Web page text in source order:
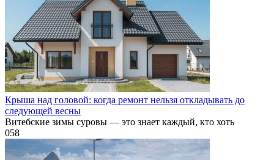
Крыша над головой: когда ремонт нельзя откладывать до
следующей весны
Витебские зимы суровы — это знает каждый, кто хоть
058